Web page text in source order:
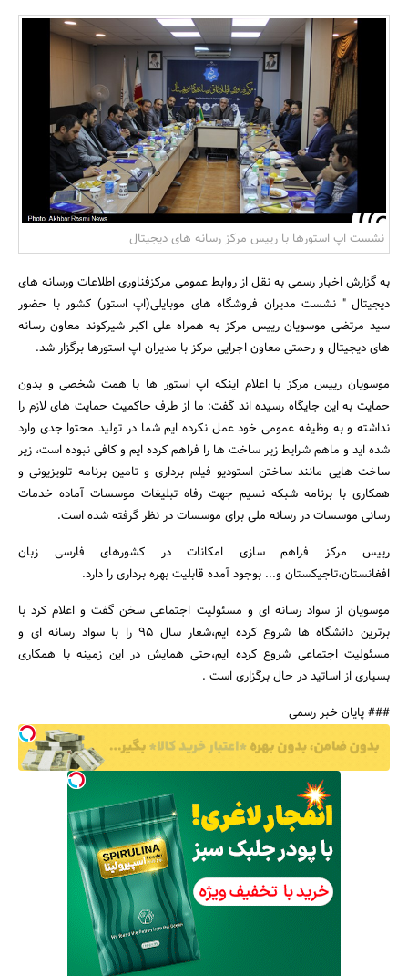
بانک، بیمه و سرمایه
مسکن و ساختمان
جستجو
نشست اپ استورها با رییس مرکز رسانه های دیجیتال
به گزارش اخبار رسمی به نقل از روابط عمومی مرکزفناوری اطلاعات ورسانه های
دیجیتال " نشست مدیران فروشگاه های موبایلی(اپ استور) کشور با حضور
سید مرتضی موسویان رییس مرکز به همراه علی اکبر شیرکوند معاون رسانه
های دیجیتال و رحمتی معاون اجرایی مرکز با مدیران اپ استورها برگزار شد.
موسویان رییس مرکز با اعلام اینکه اپ استور ها با همت شخصی و بدون
حمایت به این جایگاه رسیده اند گفت: ما از طرف حاکمیت حمایت های لازم را
نداشته و به وظیفه عمومی خود عمل نکرده ایم شما در تولید محتوا جدی وارد
شده اید و ماهم شرایط زیر ساخت ها را فراهم کرده ایم و کافی نبوده است، زیر
ساخت هایی مانند ساختن استودیو فیلم برداری و تامین برنامه تلویزیونی و
همکاری با برنامه شبکه نسیم جهت رفاه تبلیغات موسسات آماده خدمات
رسانی موسسات در رسانه ملی برای موسسات در نظر گرفته شده است.
رییس مرکز فراهم سازی امکانات در کشورهای فارسی زبان
افغانستان،تاجیکستان و... بوجود آمده قابلیت بهره برداری را دارد.
موسویان از سواد رسانه ای و مسئولیت اجتماعی سخن گفت و اعلام کرد با
برترین دانشگاه ها شروع کرده ایم،شعار سال 95 را با سواد رسانه ای و
مسئولیت اجتماعی شروع کرده ایم،حتی همایش در این زمینه با همکاری
بسیاری از اساتید در حال برگزاری است .
### پایان خبر رسمی